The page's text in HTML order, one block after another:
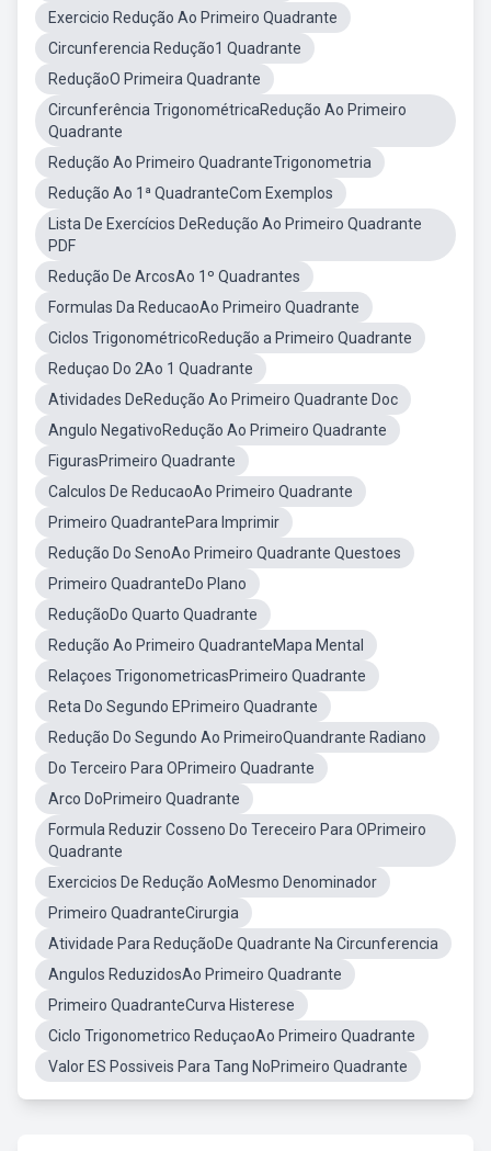
Exercicio Redução Ao Primeiro Quadrante
Circunferencia Redução1 Quadrante
ReduçãoO Primeira Quadrante
Circunferência TrigonométricaRedução Ao Primeiro
Quadrante
Redução Ao Primeiro QuadranteTrigonometria
Redução Ao 1ª QuadranteCom Exemplos
Lista De Exercícios DeRedução Ao Primeiro Quadrante
PDF
Redução De ArcosAo 1º Quadrantes
Formulas Da ReducaoAo Primeiro Quadrante
Ciclos TrigonométricoRedução a Primeiro Quadrante
Reduçao Do 2Ao 1 Quadrante
Atividades DeRedução Ao Primeiro Quadrante Doc
Angulo NegativoRedução Ao Primeiro Quadrante
FigurasPrimeiro Quadrante
Calculos De ReducaoAo Primeiro Quadrante
Primeiro QuadrantePara Imprimir
Redução Do SenoAo Primeiro Quadrante Questoes
Primeiro QuadranteDo Plano
ReduçãoDo Quarto Quadrante
Redução Ao Primeiro QuadranteMapa Mental
Relaçoes TrigonometricasPrimeiro Quadrante
Reta Do Segundo EPrimeiro Quadrante
Redução Do Segundo Ao PrimeiroQuandrante Radiano
Do Terceiro Para OPrimeiro Quadrante
Arco DoPrimeiro Quadrante
Formula Reduzir Cosseno Do Tereceiro Para OPrimeiro
Quadrante
Exercicios De Redução AoMesmo Denominador
Primeiro QuadranteCirurgia
Atividade Para ReduçãoDe Quadrante Na Circunferencia
Angulos ReduzidosAo Primeiro Quadrante
Primeiro QuadranteCurva Histerese
Ciclo Trigonometrico ReduçaoAo Primeiro Quadrante
Valor ES Possiveis Para Tang NoPrimeiro Quadrante